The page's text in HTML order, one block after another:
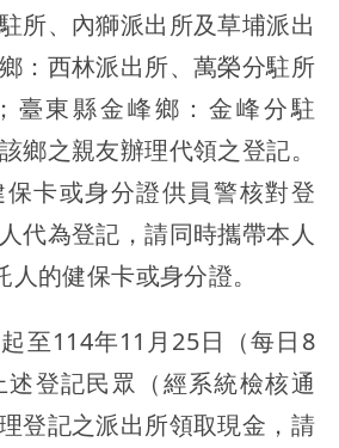
所、內獅派出所及草埔派出
：西林派出所、萬榮分駐所
臺東縣金峰鄉：金峰分駐
鄉之親友辦理代領之登記。
卡或身分證供員警核對登
代為登記，請同時攜帶本人
的健保卡或身分證。
至114年11月25日（每日8
登記民眾（經系統檢核通
登記之派出所領取現金，請